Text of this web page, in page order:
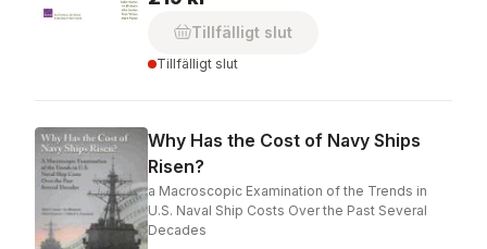
Tillfälligt slut
Tillfälligt slut
Why Has the Cost of Navy Ships
Risen?
a Macroscopic Examination of the Trends in
U.S. Naval Ship Costs Over the Past Several
Decades